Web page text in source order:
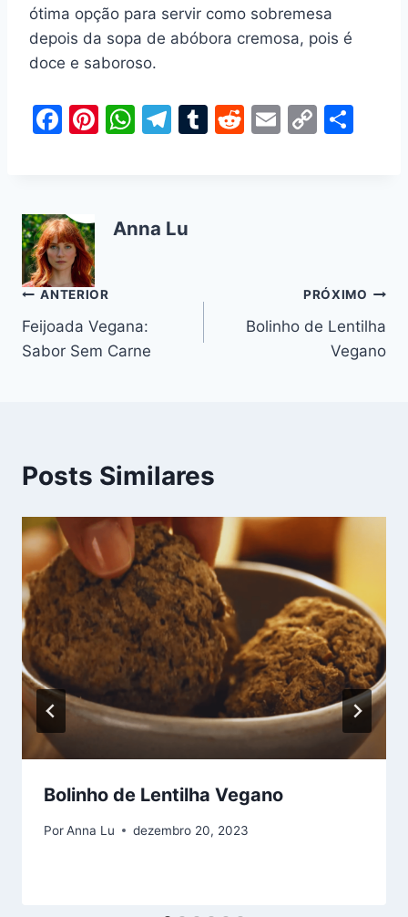
ótima opção para servir como sobremesa
depois da sopa de abóbora cremosa, pois é
doce e saboroso.
F
e
b
o
o
k
Pi
st
W
A
T
a
T
R
E
C
k
Anna Lu
Navegação
de
ANTERIOR
Feijoada Vegana:
Sabor Sem Carne
PRÓXIMO
Bolinho de Lentilha
Vegano
Posts Similares
Bolinho de Lentilha Vegano
PorAnna Lu dezembro 20, 2023